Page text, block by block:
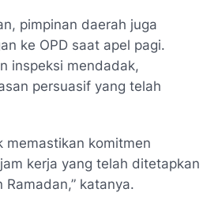
pimpinan daerah juga
ke OPD saat apel pagi.
inspeksi mendadak,
persuasif yang telah
memastikan komitmen
kerja yang telah ditetapkan
katanya.